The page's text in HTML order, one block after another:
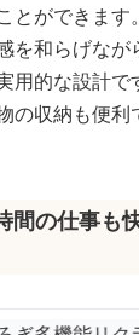
ができます。
を和らげなが
的な設計で
収納も便利
間の仕事も